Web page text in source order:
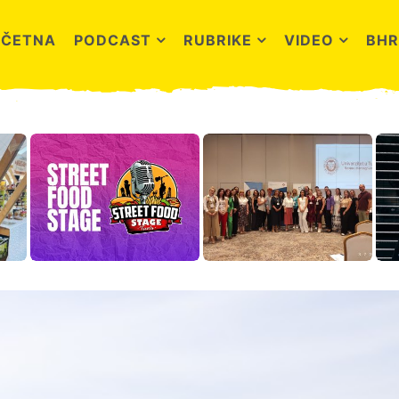
PODCAST RUBRIKE VIDEO